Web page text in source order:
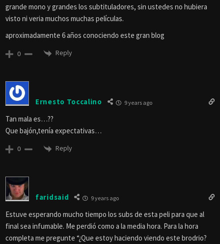
grande mono y grandes los subtituladores, sin ustedes no hubiera
visto ni veria muchos muchas películas.
aproximadamente 6 años conociendo este gran blog
0 Reply
Ernesto Toccalino 9 years ago
Tan mala es…??
Que bajón,tenía expectativas…
0 Reply
faridsaid 9 years ago
Estuve esperando mucho tiempo los subs de esta peli para que al
final sea infumable. Me perdió como a la media hora. Para la hora
completa me pregunte “¿Que estoy haciendo viendo este brodrio?